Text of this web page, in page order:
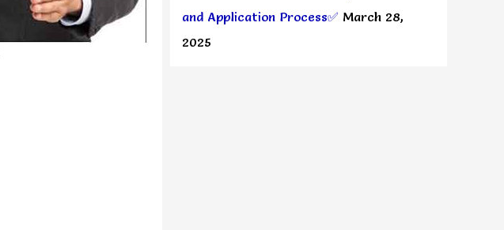
and Application Process✅ March 28,
2025